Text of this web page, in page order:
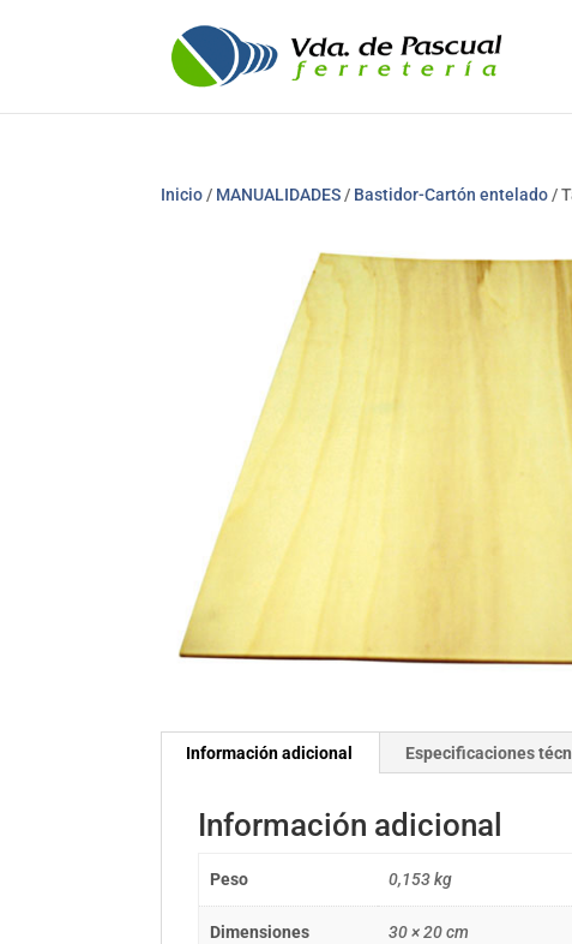
Inicio / MANUALIDADES / Bastidor-Cartón entelado /
Información adicional Especificaciones
Información adicional
Peso 0,153 kg
Dimensiones 30 × 20 cm